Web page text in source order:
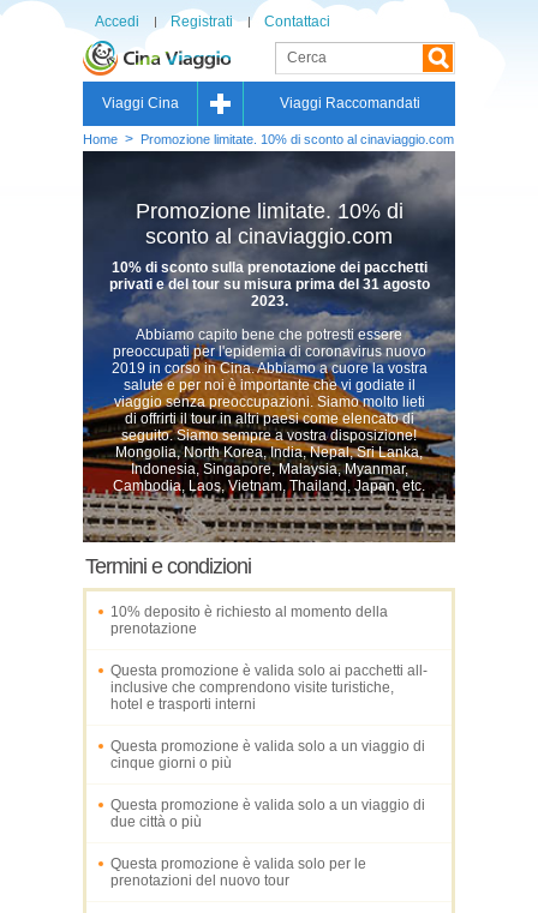
Accedi Registrati Contattaci
Viaggi Cina Viaggi Raccomandati
Home > Promozione limitate. 10% di sconto al cinaviaggio.com
Promozione limitate. 10% di
sconto al cinaviaggio.com
10% di sconto sulla prenotazione dei pacchetti
privati e del tour su misura prima del 31 agosto
2023.
Abbiamo capito bene che potresti essere
preoccupati per l'epidemia di coronavirus nuovo
2019 in corso in Cina. Abbiamo a cuore la vostra
salute e per noi è importante che vi godiate il
viaggio senza preoccupazioni. Siamo molto lieti
di offrirti il tour in altri paesi come elencato di
seguito. Siamo sempre a vostra disposizione!
Mongolia, North Korea, India, Nepal, Sri Lanka,
Indonesia, Singapore, Malaysia, Myanmar,
Cambodia, Laos, Vietnam, Thailand, Japan, etc.
Termini e condizioni
10% deposito è richiesto al momento della
prenotazione
Questa promozione è valida solo ai pacchetti all-
inclusive che comprendono visite turistiche,
hotel e trasporti interni
Questa promozione è valida solo a un viaggio di
cinque giorni o più
Questa promozione è valida solo a un viaggio di
due città o più
Questa promozione è valida solo per le
prenotazioni del nuovo tour